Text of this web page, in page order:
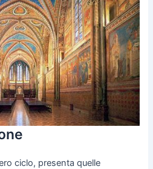
ciclo, presenta quelle